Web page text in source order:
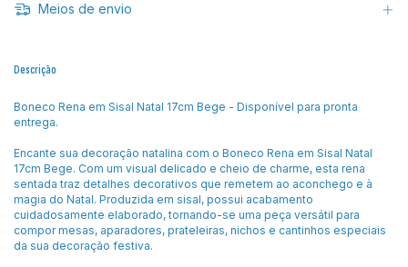
Meios de envio
Descrição
Boneco Rena em Sisal Natal 17cm Bege - Disponível para pronta
entrega.
Encante sua decoração natalina com o Boneco Rena em Sisal Natal
17cm Bege. Com um visual delicado e cheio de charme, esta rena
sentada traz detalhes decorativos que remetem ao aconchego e à
magia do Natal. Produzida em sisal, possui acabamento
cuidadosamente elaborado, tornando-se uma peça versátil para
compor mesas, aparadores, prateleiras, nichos e cantinhos especiais
da sua decoração festiva.